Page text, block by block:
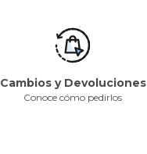
Cambios y Devoluciones
Conoce cómo pedirlos